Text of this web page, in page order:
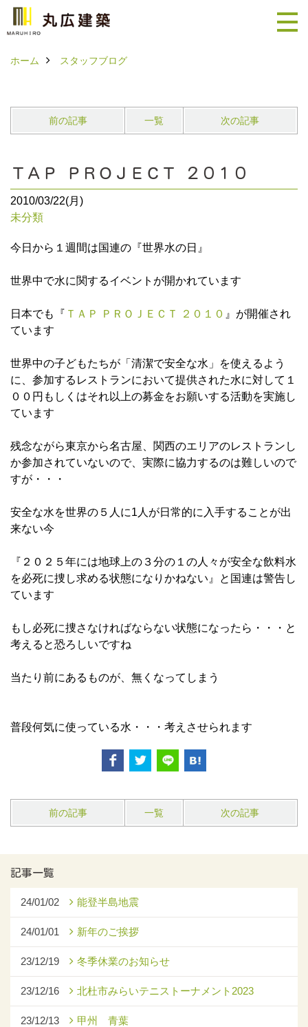
ホーム スタッフブログ
前の記事 一覧 次の記事
ＴＡＰ ＰＲＯＪＥＣＴ ２０１０
2010/03/22(月)
未分類
今日から１週間は国連の『世界水の日』
世界中で水に関するイベントが開かれています
日本でも『 ＴＡＰ ＰＲＯＪＥＣＴ ２０１０ 』が開催され
ています
世界中の子どもたちが「清潔で安全な水」を使えるよう
に、参加するレストランにおいて提供された水に対して１
００円もしくはそれ以上の募金をお願いする活動を実施し
ています
残念ながら東京から名古屋、関西のエリアのレストランし
か参加されていないので、実際に協力するのは難しいので
すが・・・
安全な水を世界の５人に1人が日常的に入手することが出
来ない今
『２０２５年には地球上の３分の１の人々が安全な飲料水
を必死に捜し求める状態になりかねない』と国連は警告し
ています
もし必死に捜さなければならない状態になったら・・・と
考えると恐ろしいですね
当たり前にあるものが、無くなってしまう
普段何気に使っている水・・・考えさせられます
前の記事 一覧 次の記事
記事一覧
24/01/02 能登半島地震
24/01/01 新年のご挨拶
23/12/19 冬季休業のお知らせ
23/12/16 北杜市みらいテニストーナメント2023
23/12/13 甲州 青葉